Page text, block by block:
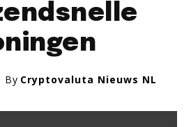
By Cryptovaluta Nieuws NL